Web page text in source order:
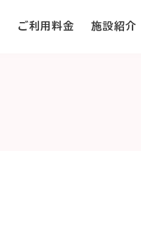
ご利用料金 施設紹介